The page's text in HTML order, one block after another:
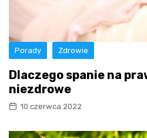
Porady Zdrowie
Dlaczego spanie na
niezdrowe
10 czerwca 2022